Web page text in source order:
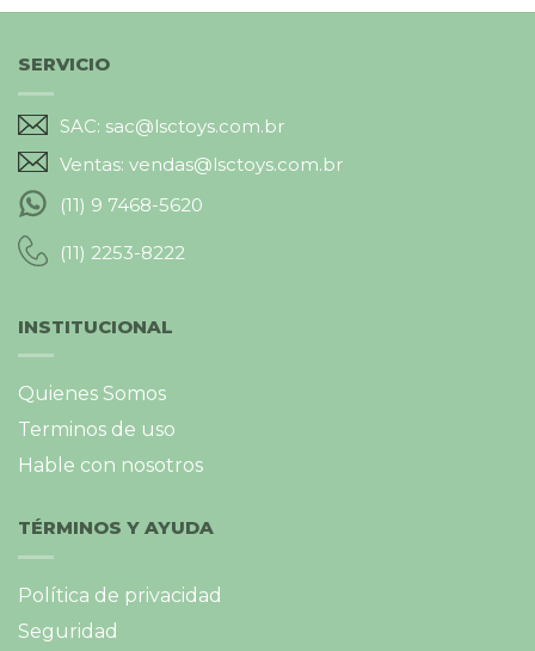
SERVICIO
SAC: sac@lsctoys.com.br
Ventas: vendas@lsctoys.com.br
(11) 9 7468-5620
(11) 2253-8222
INSTITUCIONAL
Quienes Somos
Terminos de uso
Hable con nosotros
TÉRMINOS Y AYUDA
Política de privacidad
Seguridad